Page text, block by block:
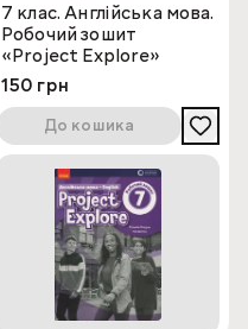
7 клас. Англійська мова.
Робочий зошит
«Project Explore»
150 грн
До кошика